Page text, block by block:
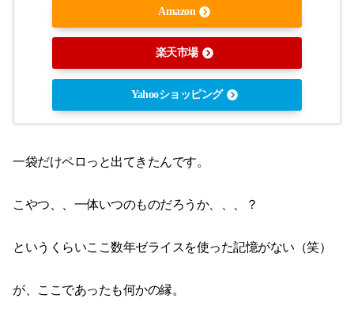
Amazon
楽天市場
Yahooショッピング
一袋だけペロっと出てきたんです。
こやつ、、一体いつのものだろうか、、、？
というくらいここ数年ゼライスを使った記憶がない（笑）
が、ここであったも何かの縁。